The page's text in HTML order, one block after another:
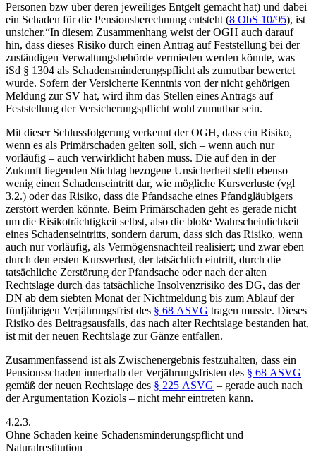
Personen bzw über deren jeweiliges Entgelt gemacht hat) und dabei
ein Schaden für die Pensionsberechnung entsteht (8 ObS 10/95), ist
unsicher.“In diesem Zusammenhang weist der OGH auch darauf
hin, dass dieses Risiko durch einen Antrag auf Feststellung bei der
zuständigen Verwaltungsbehörde vermieden werden könnte, was
iSd § 1304 als Schadensminderungspflicht als zumutbar bewertet
wurde. Sofern der Versicherte Kenntnis von der nicht gehörigen
Meldung zur SV hat, wird ihm das Stellen eines Antrags auf
Feststellung der Versicherungspflicht wohl zumutbar sein.
Mit dieser Schlussfolgerung verkennt der OGH, dass ein Risiko,
wenn es als Primärschaden gelten soll, sich – wenn auch nur
vorläufig – auch verwirklicht haben muss. Die auf den in der
Zukunft liegenden Stichtag bezogene Unsicherheit stellt ebenso
wenig einen Schadenseintritt dar, wie mögliche Kursverluste (vgl
3.2.) oder das Risiko, dass die Pfandsache eines Pfandgläubigers
zerstört werden könnte. Beim Primärschaden geht es gerade nicht
um die Risikoträchtigkeit selbst, also die bloße Wahrscheinlichkeit
eines Schadenseintritts, sondern darum, dass sich das Risiko, wenn
auch nur vorläufig, als Vermögensnachteil realisiert; und zwar eben
durch den ersten Kursverlust, dertatsächlich eintritt, durch die
tatsächliche Zerstörung der Pfandsache oder nach der alten
Rechtslage durch das tatsächliche Insolvenzrisiko des DG, das der
DN ab dem siebten Monat der Nichtmeldung bis zum Ablauf der
fünfjährigen Verjährungsfrist des § 68 ASVG tragen musste. Dieses
Risiko des Beitragsausfalls, das nach alter Rechtslage bestanden hat,
ist mit der neuen Rechtslage zur Gänze entfallen.
Zusammenfassend ist als Zwischenergebnis festzuhalten, dass ein
Pensionsschaden innerhalb der Verjährungsfristen des § 68 ASVG
gemäß der neuen Rechtslage des § 225 ASVG – gerade auch nach
der Argumentation Koziols – nicht mehr eintreten kann.
4.2.3.
Ohne Schaden keine Schadensminderungspflicht und
Naturalrestitution